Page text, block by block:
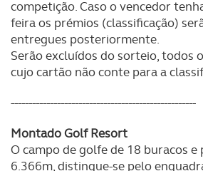
competição. Caso o vencedor
feira os prémios (classificação)
entregues posteriormente.
Serão excluídos do sorteio, todos
cujo cartão não conte para a
----------------------------------------------------
Montado Golf Resort
O campo de golfe de 18 buracos e
6.366m, distingue-se pelo